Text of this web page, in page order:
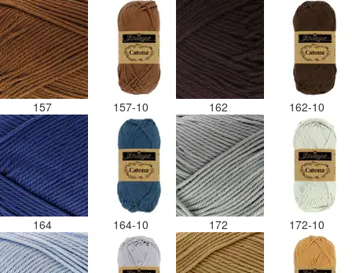
157 157-10 162 162-10
164 164-10 172 172-10